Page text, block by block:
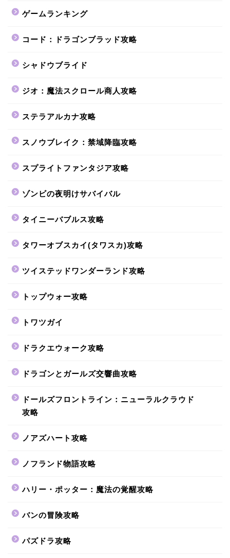
ゲームランキング
コード：ドラゴンブラッド攻略
シャドウブライド
ジオ：魔法スクロール商人攻略
ステラアルカナ攻略
スノウブレイク：禁域降臨攻略
スプライトファンタジア攻略
ゾンビの夜明けサバイバル
タイニーバブルス攻略
タワーオブスカイ(タワスカ)攻略
ツイステッドワンダーランド攻略
トップウォー攻略
トワツガイ
ドラクエウォーク攻略
ドラゴンとガールズ交響曲攻略
ドールズフロントライン：ニューラルクラウド
攻略
ノアズハート攻略
ノフランド物語攻略
ハリー・ポッター：魔法の覚醒攻略
バンの冒険攻略
パズドラ攻略